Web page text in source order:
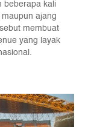
beberapa kali
ajang
membuat
yang layak